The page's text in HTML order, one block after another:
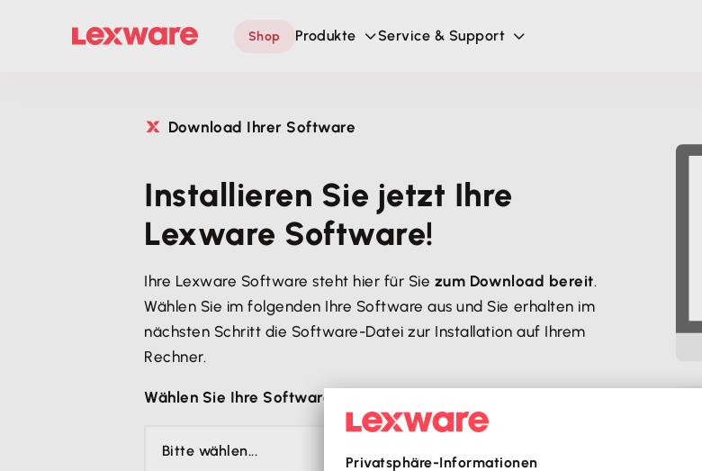
Shop Produkte Service & Support
Download Ihrer Software
Installieren Sie jetzt Ihre
Lexware Software!
Ihre Lexware Software steht hier für Sie zum Download bereit.
Wählen Sie im folgenden Ihre Software aus und Sie erhalten im
nächsten Schritt die Software-Datei zur Installation auf Ihrem
Rechner.
Wählen Sie Ihre Software: